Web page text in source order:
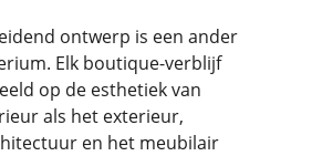
ontwerp is een ander
Elk boutique-verblijf
op de esthetiek van
als het exterieur,
en het meubilair